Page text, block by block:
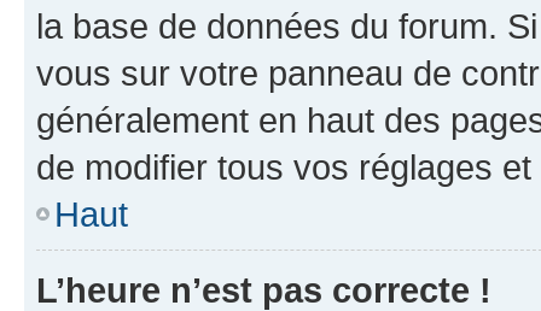
la base de données du forum.
vous sur votre panneau de
généralement en haut des
de modifier tous vos réglages
Haut
L’heure n’est pas correcte !